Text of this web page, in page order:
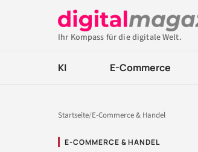
Ihr Kompass für die digitale Welt.
KI E-Commerce
Startseite/E-Commerce & Handel
E-COMMERCE & HANDEL